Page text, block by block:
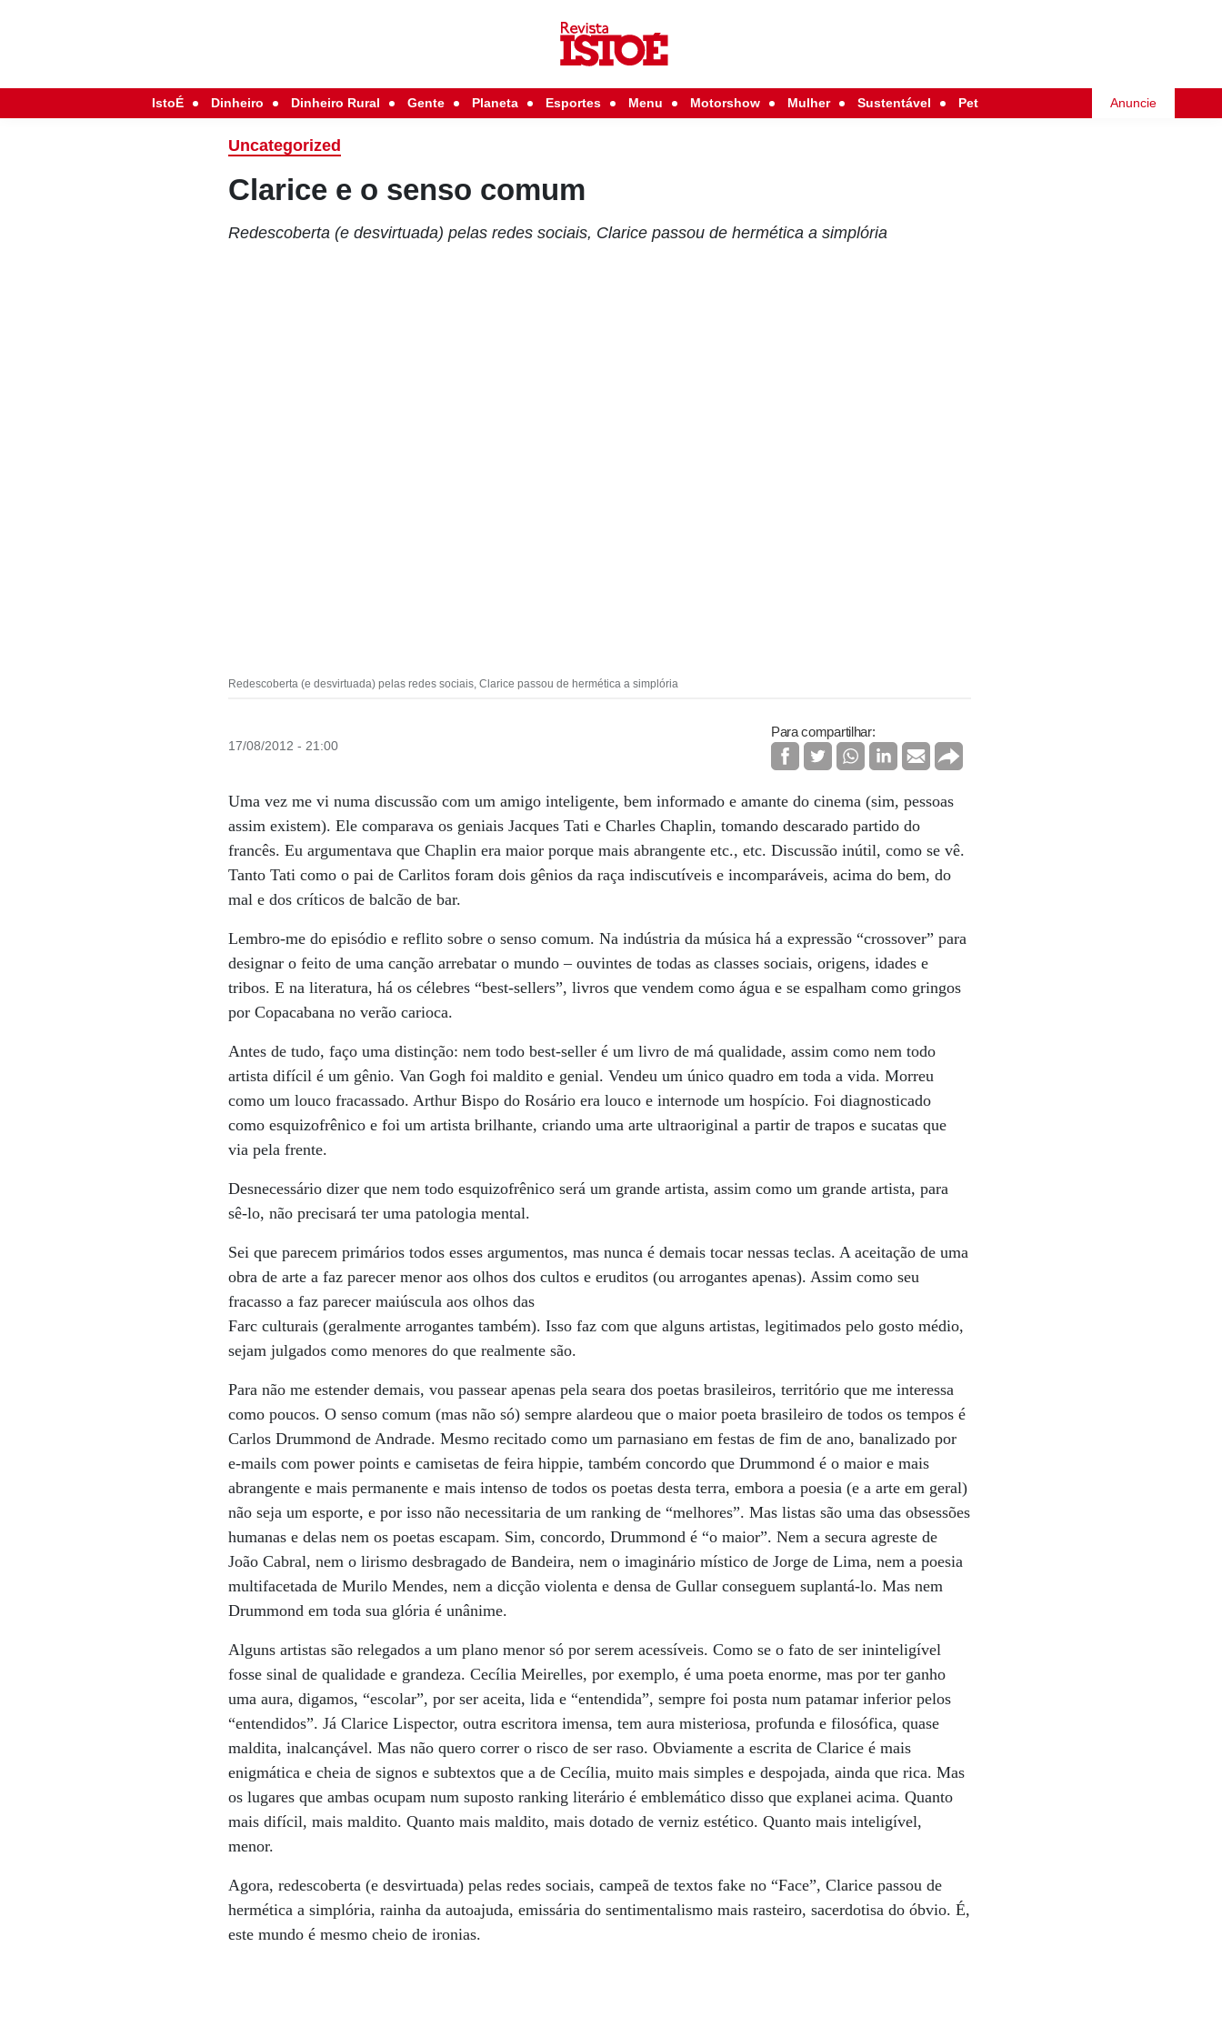
IstoÉ Dinheiro Dinheiro Rural Gente Planeta Esportes Menu Motorshow Mulher Sustentável Pet Anuncie
Uncategorized
Clarice e o senso comum
Redescoberta (e desvirtuada) pelas redes sociais, Clarice passou de hermética a simplória
Redescoberta (e desvirtuada) pelas redes sociais, Clarice passou de hermética a simplória
17/08/2012 - 21:00
Para compartilhar:
Uma vez me vi numa discussão com um amigo inteligente, bem informado e amante do cinema (sim, pessoas
assim existem). Ele comparava os geniais Jacques Tati e Charles Chaplin, tomando descarado partido do
francês. Eu argumentava que Chaplin era maior porque mais abrangente etc., etc. Discussão inútil, como se vê.
Tanto Tati como o pai de Carlitos foram dois gênios da raça indiscutíveis e incomparáveis, acima do bem, do
mal e dos críticos de balcão de bar.
Lembro-me do episódio e reflito sobre o senso comum. Na indústria da música há a expressão “crossover” para
designar o feito de uma canção arrebatar o mundo – ouvintes de todas as classes sociais, origens, idades e
tribos. E na literatura, há os célebres “best-sellers”, livros que vendem como água e se espalham como gringos
por Copacabana no verão carioca.
Antes de tudo, faço uma distinção: nem todo best-seller é um livro de má qualidade, assim como nem todo
artista difícil é um gênio. Van Gogh foi maldito e genial. Vendeu um único quadro em toda a vida. Morreu
como um louco fracassado. Arthur Bispo do Rosário era louco e internode um hospício. Foi diagnosticado
como esquizofrênico e foi um artista brilhante, criando uma arte ultraoriginal a partir de trapos e sucatas que
via pela frente.
Desnecessário dizer que nem todo esquizofrênico será um grande artista, assim como um grande artista, para
sê-lo, não precisará ter uma patologia mental.
Sei que parecem primários todos esses argumentos, mas nunca é demais tocar nessas teclas. A aceitação de uma
obra de arte a faz parecer menor aos olhos dos cultos e eruditos (ou arrogantes apenas). Assim como seu
fracasso a faz parecer maiúscula aos olhos das
Farc culturais (geralmente arrogantes também). Isso faz com que alguns artistas, legitimados pelo gosto médio,
sejam julgados como menores do que realmente são.
Para não me estender demais, vou passear apenas pela seara dos poetas brasileiros, território que me interessa
como poucos. O senso comum (mas não só) sempre alardeou que o maior poeta brasileiro de todos os tempos é
Carlos Drummond de Andrade. Mesmo recitado como um parnasiano em festas de fim de ano, banalizado por
e-mails com power points e camisetas de feira hippie, também concordo que Drummond é o maior e mais
abrangente e mais permanente e mais intenso de todos os poetas desta terra, embora a poesia (e a arte em geral)
não seja um esporte, e por isso não necessitaria de um ranking de “melhores”. Mas listas são uma das obsessões
humanas e delas nem os poetas escapam. Sim, concordo, Drummond é “o maior”. Nem a secura agreste de
João Cabral, nem o lirismo desbragado de Bandeira, nem o imaginário místico de Jorge de Lima, nem a poesia
multifacetada de Murilo Mendes, nem a dicção violenta e densa de Gullar conseguem suplantá-lo. Mas nem
Drummond em toda sua glória é unânime.
Alguns artistas são relegados a um plano menor só por serem acessíveis. Como se o fato de ser ininteligível
fosse sinal de qualidade e grandeza. Cecília Meirelles, por exemplo, é uma poeta enorme, mas por ter ganho
uma aura, digamos, “escolar”, por ser aceita, lida e “entendida”, sempre foi posta num patamar inferior pelos
“entendidos”. Já Clarice Lispector, outra escritora imensa, tem aura misteriosa, profunda e filosófica, quase
maldita, inalcançável. Mas não quero correr o risco de ser raso. Obviamente a escrita de Clarice é mais
enigmática e cheia de signos e subtextos que a de Cecília, muito mais simples e despojada, ainda que rica. Mas
os lugares que ambas ocupam num suposto ranking literário é emblemático disso que explanei acima. Quanto
mais difícil, mais maldito. Quanto mais maldito, mais dotado de verniz estético. Quanto mais inteligível,
menor.
Agora, redescoberta (e desvirtuada) pelas redes sociais, campeã de textos fake no “Face”, Clarice passou de
hermética a simplória, rainha da autoajuda, emissária do sentimentalismo mais rasteiro, sacerdotisa do óbvio. É,
este mundo é mesmo cheio de ironias.